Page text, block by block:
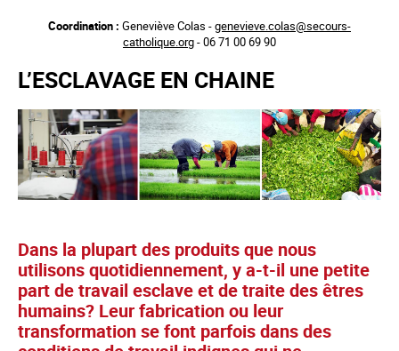
principal
Coordination : Geneviève Colas -genevieve.colas@secours-
catholique.org- 06 71 00 69 90
L’ESCLAVAGE EN CHAINE
Dans la plupart des produits que nous
utilisons quotidiennement, y a-t-il une petite
part de travail esclave et de traite des êtres
humains? Leur fabrication ou leur
transformation se font parfois dans des